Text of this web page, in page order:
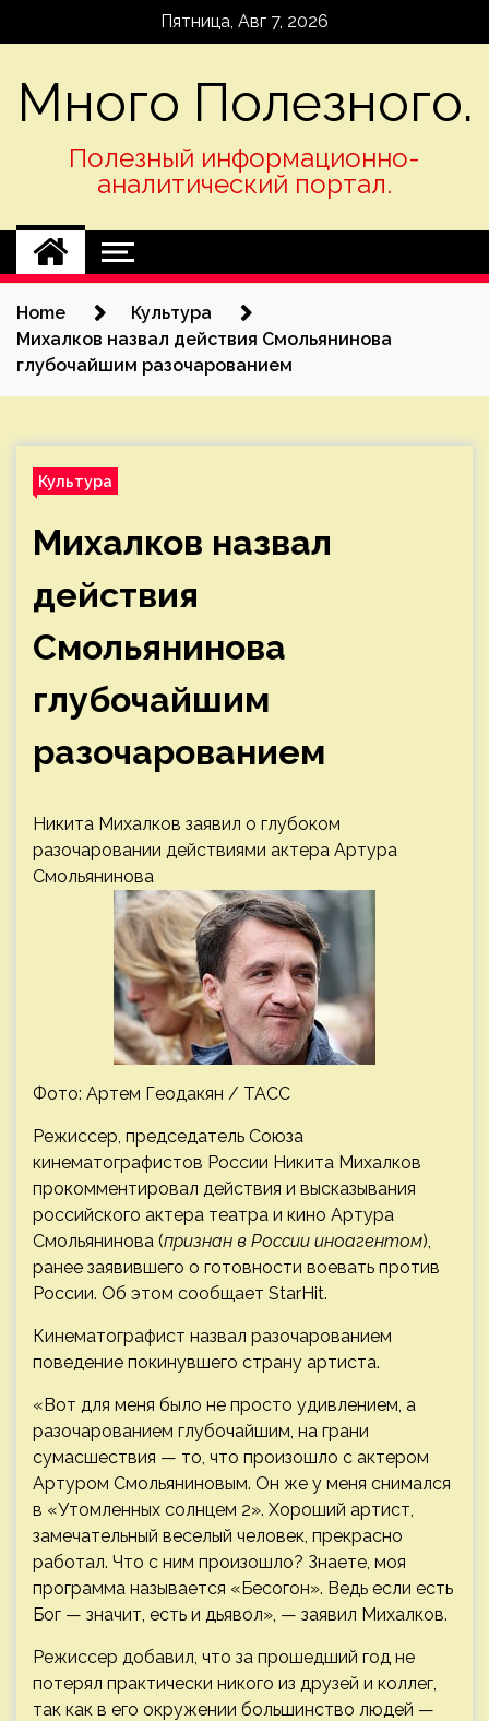
Пятница, Авг 7, 2026
Много Полезного.
Полезный информационно-
аналитический портал.
Home
Культура
Михалков назвал действия Смольянинова
глубочайшим разочарованием
Культура
Михалков назвал
действия
Смольянинова
глубочайшим
разочарованием
Никита Михалков заявил о глубоком
разочаровании действиями актера Артура
Смольянинова
Фото: Артем Геодакян / ТАСС
Режиссер, председатель Союза
кинематографистов России Никита Михалков
прокомментировал действия и высказывания
российского актера театра и кино Артура
Смольянинова (признан в России иноагентом),
ранее заявившего о готовности воевать против
России. Об этом сообщает StarHit.
Кинематографист назвал разочарованием
поведение покинувшего страну артиста.
«Вот для меня было не просто удивлением, а
разочарованием глубочайшим, на грани
сумасшествия — то, что произошло с актером
Артуром Смольяниновым. Он же у меня снимался
в «Утомленных солнцем 2». Хороший артист,
замечательный веселый человек, прекрасно
работал. Что с ним произошло? Знаете, моя
программа называется «Бесогон». Ведь если есть
Бог — значит, есть и дьявол», — заявил Михалков.
Режиссер добавил, что за прошедший год не
потерял практически никого из друзей и коллег,
так как в его окружении большинство людей —